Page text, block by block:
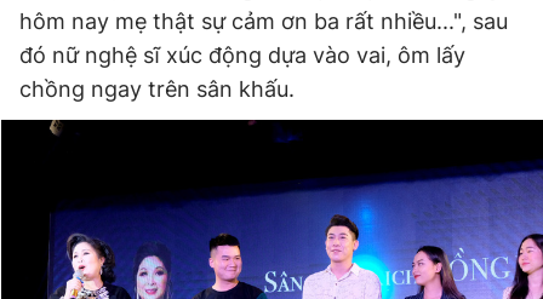
hôm nay mẹ thật sự cảm ơn ba rất nhiều...", sau
đó nữ nghệ sĩ xúc động dựa vào vai, ôm lấy
chồng ngay trên sân khấu.